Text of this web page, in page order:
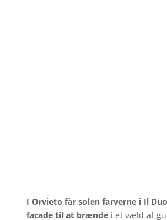
I Orvieto får solen farverne i Il
facade til at brændei et væld af